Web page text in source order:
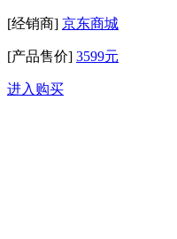
[经销商] 京东商城
[产品售价] 3599元
进入购买